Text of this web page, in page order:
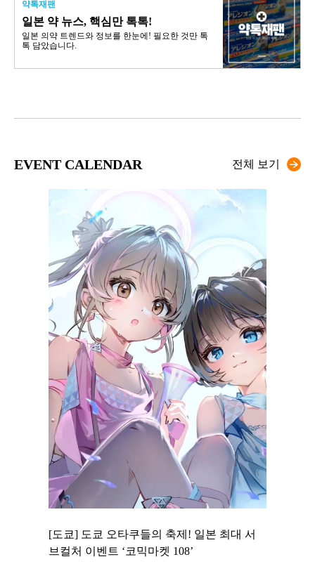
약톡재팬
일본 약 뉴스, 핵심만 톡톡!
일본 의약 트렌드와 정보를 한눈에! 필요한 것만 톡
톡 담았습니다.
EVENT CALENDAR 전체 보기
[도쿄] 도쿄 오타쿠들의 축제! 일본 최대 서
브컬처 이벤트 ‘코믹마켓 108’